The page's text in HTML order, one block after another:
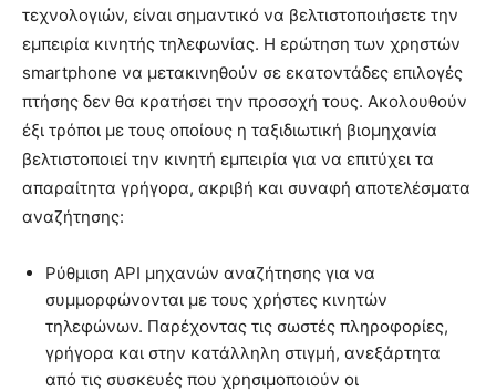
τεχνολογιών, είναι σημαντικό να βελτιστοποιήσετε την
εμπειρία κινητής τηλεφωνίας. Η ερώτηση των χρηστών
smartphone να μετακινηθούν σε εκατοντάδες επιλογές
πτήσης δεν θα κρατήσει την προσοχή τους. Ακολουθούν
έξι τρόποι με τους οποίους η ταξιδιωτική βιομηχανία
βελτιστοποιεί την κινητή εμπειρία για να επιτύχει τα
απαραίτητα γρήγορα, ακριβή και συναφή αποτελέσματα
αναζήτησης:
Ρύθμιση API μηχανών αναζήτησης για να
συμμορφώνονται με τους χρήστες κινητών
τηλεφώνων. Παρέχοντας τις σωστές πληροφορίες,
γρήγορα και στην κατάλληλη στιγμή, ανεξάρτητα
από τις συσκευές που χρησιμοποιούν οι